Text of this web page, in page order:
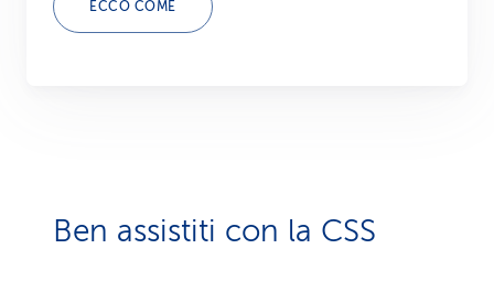
ECCO COME
Ben assistiti con la CSS